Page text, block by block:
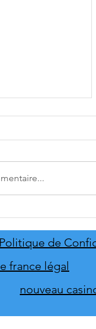
Politique de
france légal
nouveau